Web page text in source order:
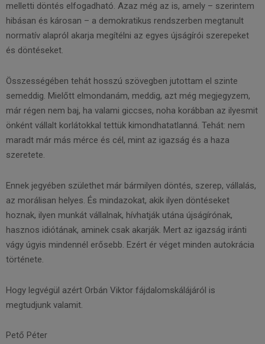
melletti döntés elfogadható. Azaz még az is, amely – szerintem
hibásan és károsan – a demokratikus rendszerben megtanult
normatív alapról akarja megítélni az egyes újságírói szerepeket
és döntéseket.
Összességében tehát hosszú szövegben jutottam el szinte
semeddig. Mielőtt elmondanám, meddig, azt még megjegyzem,
már régen nem baj, ha valami giccses, noha korábban az ilyesmit
önként vállalt korlátokkal tettük kimondhatatlanná. Tehát: nem
maradt már más mérce és cél, mint az igazság és a haza
szeretete.
Ennek jegyében születhet már bármilyen döntés, szerep, vállalás,
az morálisan helyes. És mindazokat, akik ilyen döntéseket
hoznak, ilyen munkát vállalnak, hívhatják utána újságírónak,
hasznos idiótának, aminek csak akarják. Mert az igazság iránti
vágy úgyis mindennél erősebb. Ezért ér véget minden autokrácia
története.
Hogy legvégül azért Orbán Viktor fájdalomskálájáról is
megtudjunk valamit.
Pető Péter